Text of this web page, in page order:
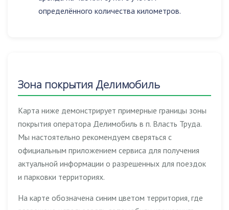
определённого количества километров.
Зона покрытия Делимобиль
Карта ниже демонстрирует примерные границы зоны
покрытия оператора Делимобиль в п. Власть Труда.
Мы настоятельно рекомендуем сверяться с
официальным приложением сервиса для получения
актуальной информации о разрешенных для поездок
и парковки территориях.
На карте обозначена синим цветом территория, где